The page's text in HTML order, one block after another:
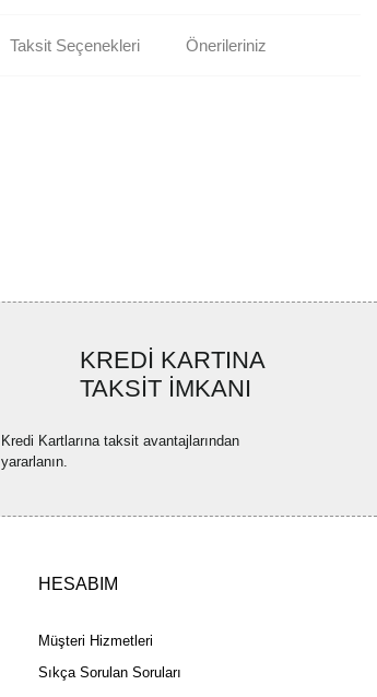
Taksit Seçenekleri Önerileriniz
KREDİ KARTINA
TAKSİT İMKANI
Kredi Kartlarına taksit avantajlarından
yararlanın.
HESABIM
Müşteri Hizmetleri
Sıkça Sorulan Soruları